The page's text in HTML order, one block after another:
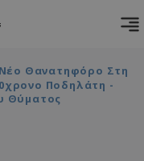
Νέο Θανατηφόρο Στη
Ποδηλάτη -
Θύματος